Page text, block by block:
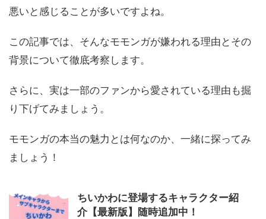
悪いと感じることが多いですよね。
この記事では、そんなモモンガが嫌われる理由とその
背景について徹底考察します。
さらに、実は一部のファンから愛されている理由も掘
り下げてみましょう。
モモンガの本当の魅力とは何なのか、一緒に探ってみ
ましょう！
ちいかわに登場するキャラクター紹
介【最新版】随時追加中！